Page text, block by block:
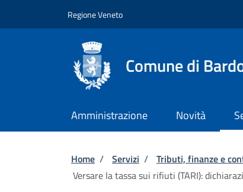
Regione Veneto
Comune di
Amministrazione Novità
Briciole di pane
Home / Servizi / Tributi, finanze e
Versare la tassa sui rifiuti (TARI):